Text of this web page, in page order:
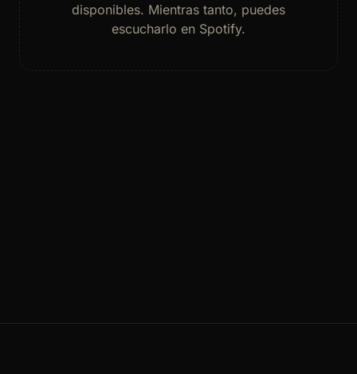
disponibles. Mientras tanto, puedes
escucharlo en Spotify.